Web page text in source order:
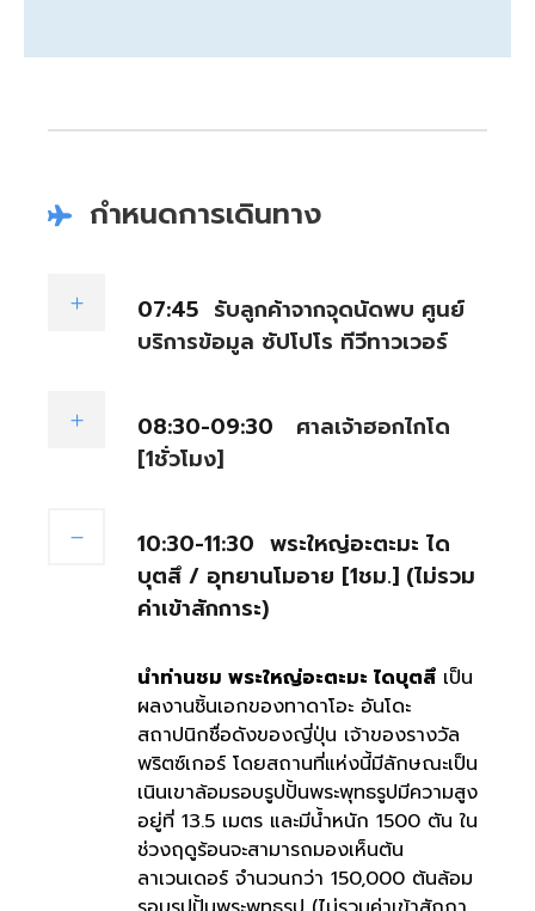
กำหนดการเดินทาง
07:45 รับลูกค้าจากจุดนัดพบ ศูนย์
บริการข้อมูล ซัปโปโร ทีวีทาวเวอร์
08:30-09:30
ศาลเจ้าฮอกไกโด
[1ชั่วโมง]
10:30-11:30 พระใหญ่อะตะมะ ได
บุตสึ / อุทยานโมอาย [1ชม.] (ไม่รวม
ค่าเข้าสักการะ)
นำท่านชม พระใหญ่อะตะมะ ไดบุตสึ เป็น
ผลงานชิ้นเอกของทาดาโอะ อันโดะ
สถาปนิกชื่อดังของญี่ปุ่น เจ้าของรางวัล
พริตซ์เกอร์ โดยสถานที่แห่งนี้มีลักษณะเป็น
เนินเขาล้อมรอบรูปปั้นพระพุทธรูปมีความสูง
อยู่ที่ 13.5 เมตร และมีน้ำหนัก 1500 ตัน ใน
ช่วงฤดูร้อนจะสามารถมองเห็นต้น
ลาเวนเดอร์ จำนวนกว่า 150,000 ต้นล้อม